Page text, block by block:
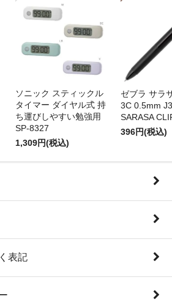
ソニック スティックル
タイマー ダイヤル式 持
ち運びしやすい勉強用
SP-8327
1,309円(税込)
ゼブラ サラ
3C 0.5mm
SARASA
396円(税込)
表記